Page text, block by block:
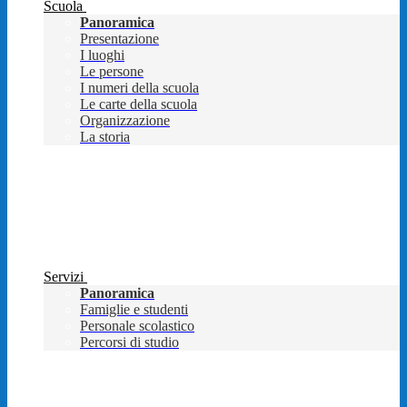
Scuola
Panoramica
Presentazione
I luoghi
Le persone
I numeri della scuola
Le carte della scuola
Organizzazione
La storia
Servizi
Panoramica
Famiglie e studenti
Personale scolastico
Percorsi di studio